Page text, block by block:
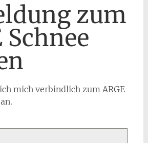
zum
Schnee
mich verbindlich zum ARGE